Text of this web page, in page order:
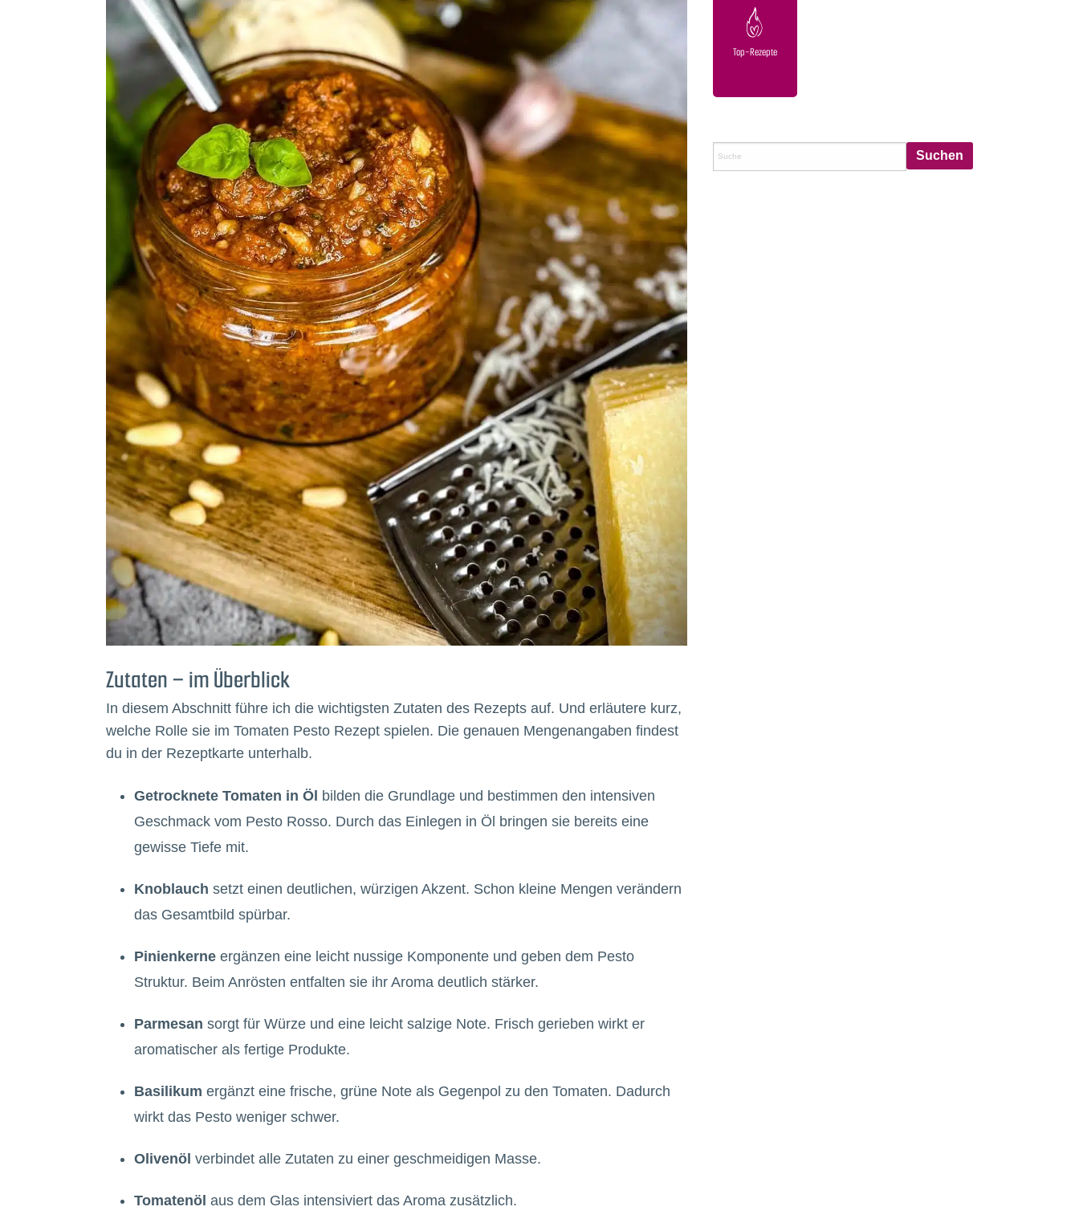
Zutaten – im Überblick
In diesem Abschnitt führe ich die wichtigsten Zutaten des Rezepts auf. Und erläutere kurz,
welche Rolle sie im Tomaten Pesto Rezept spielen. Die genauen Mengenangaben findest
du in der Rezeptkarte unterhalb.
Getrocknete Tomaten in Öl bilden die Grundlage und bestimmen den intensiven
Geschmack vom Pesto Rosso. Durch das Einlegen in Öl bringen sie bereits eine
gewisse Tiefe mit.
Knoblauch setzt einen deutlichen, würzigen Akzent. Schon kleine Mengen verändern
das Gesamtbild spürbar.
Pinienkerne ergänzen eine leicht nussige Komponente und geben dem Pesto
Struktur. Beim Anrösten entfalten sie ihr Aroma deutlich stärker.
Parmesan sorgt für Würze und eine leicht salzige Note. Frisch gerieben wirkt er
aromatischer als fertige Produkte.
Basilikum ergänzt eine frische, grüne Note als Gegenpol zu den Tomaten. Dadurch
wirkt das Pesto weniger schwer.
Olivenöl verbindet alle Zutaten zu einer geschmeidigen Masse.
Tomatenöl aus dem Glas intensiviert das Aroma zusätzlich.
Top-Rezepte